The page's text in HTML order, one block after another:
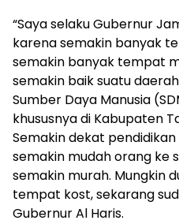
“Saya selaku Gubernur
karena semakin banyak
semakin banyak tempat
semakin baik suatu
Sumber Daya Manusia
khususnya di Kabupaten
Semakin dekat
semakin mudah orang ke
semakin murah. Mungkin
tempat kost, sekarang
Gubernur Al Haris.